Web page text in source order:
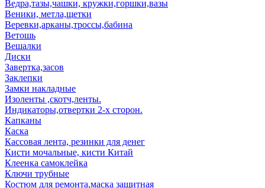
Ведра,тазы,чашки, кружки,горшки,вазы
Веники, метла,щетки
Веревки,арканы,троссы,бабина
Ветошь
Вешалки
Диски
Завертка,засов
Заклепки
Замки накладные
Изоленты ,скотч,ленты.
Индикаторы,отвертки 2-х сторон.
Капканы
Каска
Кассовая лента, резинки для денег
Кисти мочальные, кисти Китай
Клеенка самоклейка
Ключи трубные
Костюм для ремонта,маска защитная